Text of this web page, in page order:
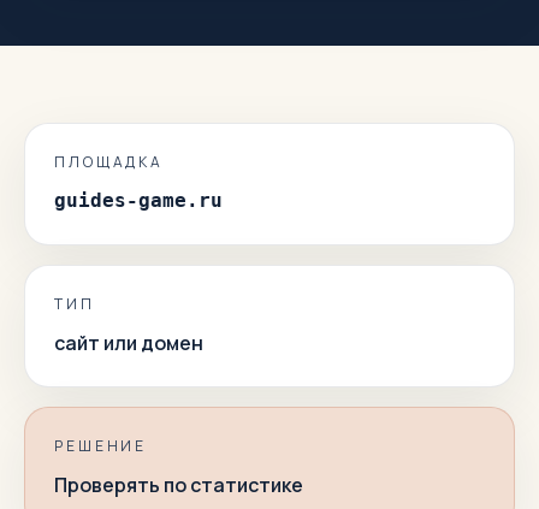
ПЛОЩАДКА
guides-game.ru
ТИП
сайт или домен
РЕШЕНИЕ
Проверять по статистике